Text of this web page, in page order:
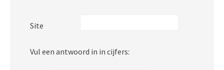
Site
Vul een antwoord in in cijfers: